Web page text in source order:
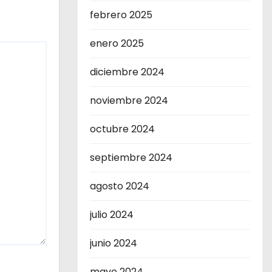
febrero 2025
enero 2025
diciembre 2024
noviembre 2024
octubre 2024
septiembre 2024
agosto 2024
julio 2024
junio 2024